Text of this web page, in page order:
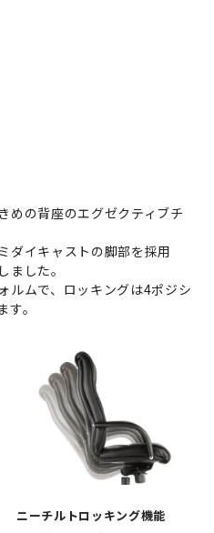
めの背座のエグゼクティブチ
ダイキャストの脚部を採用
ました。
ルムで、ロッキングは4ポジシ
。
ニーチルトロッキング機能